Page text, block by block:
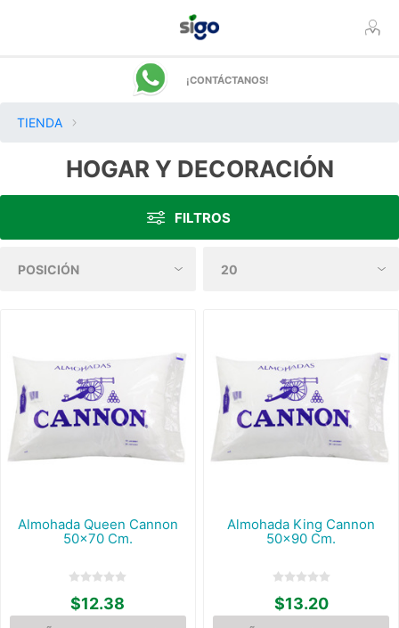
¡CONTÁCTANOS!
TIENDA
HOGAR Y DECORACIÓN
FILTROS
Almohada Queen Cannon
50x70 Cm.
$12.38
Almohada King Cannon
50x90 Cm.
$13.20